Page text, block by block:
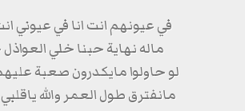
في عيونهم انت انا في عيوني
ماله نهاية حبنا خلي
لو حاولوا مايكدرون صعبة
مانفترق طول العمر والله